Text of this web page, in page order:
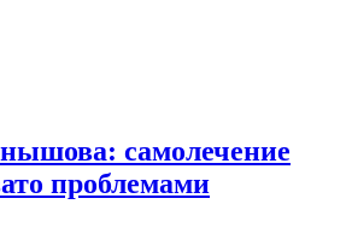
самолечение
проблемами